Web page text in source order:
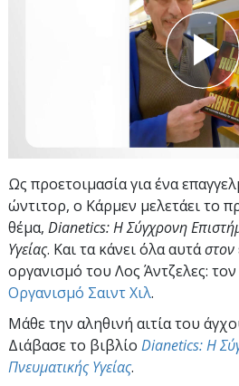
Ως προετοιμασία για ένα
ώντιτορ, ο Κάρμεν μελετάει το
θέμα, Dianetics: Η Σύγχρονη
Υγείας. Και τα κάνει όλα αυτάστον
οργανισμό του Λος Άντζελες: τον
Οργανισμό Σαιντ Χιλ.
Μάθε την αληθινή αιτία του
Διάβασε το βιβλίο Dianetics: Η
Πνευματικής Υγείας.